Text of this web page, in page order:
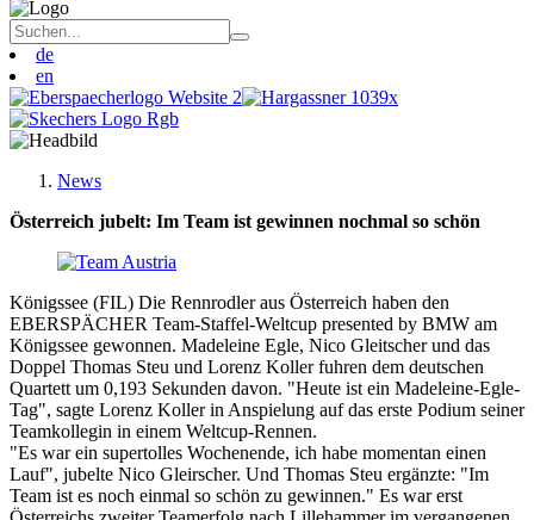
de
en
News
Österreich jubelt: Im Team ist gewinnen nochmal so schön
Königssee (FIL) Die Rennrodler aus Österreich haben den
EBERSPÄCHER Team-Staffel-Weltcup presented by BMW am
Königssee gewonnen. Madeleine Egle, Nico Gleitscher und das
Doppel Thomas Steu und Lorenz Koller fuhren dem deutschen
Quartett um 0,193 Sekunden davon. "Heute ist ein Madeleine-Egle-
Tag", sagte Lorenz Koller in Anspielung auf das erste Podium seiner
Teamkollegin in einem Weltcup-Rennen.
"Es war ein supertolles Wochenende, ich habe momentan einen
Lauf", jubelte Nico Gleirscher. Und Thomas Steu ergänzte: "Im
Team ist es noch einmal so schön zu gewinnen." Es war erst